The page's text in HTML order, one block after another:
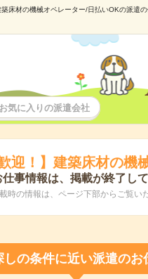
築床材の機械オペレーター/日払いOKの派
お気に入りの派遣会社
迎！】建築床材の機
事情報は、掲載が終了して
時の情報は、ページ下部からご覧い
しの条件に近い派遣のお